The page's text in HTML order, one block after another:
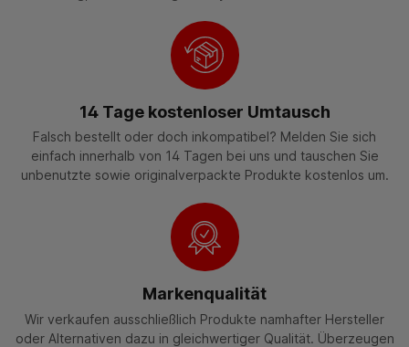
14 Tage kostenloser Umtausch
Falsch bestellt oder doch inkompatibel? Melden Sie sich
einfach innerhalb von 14 Tagen bei uns und tauschen Sie
unbenutzte sowie originalverpackte Produkte kostenlos um.
Markenqualität
Wir verkaufen ausschließlich Produkte namhafter Hersteller
oder Alternativen dazu in gleichwertiger Qualität. Überzeugen